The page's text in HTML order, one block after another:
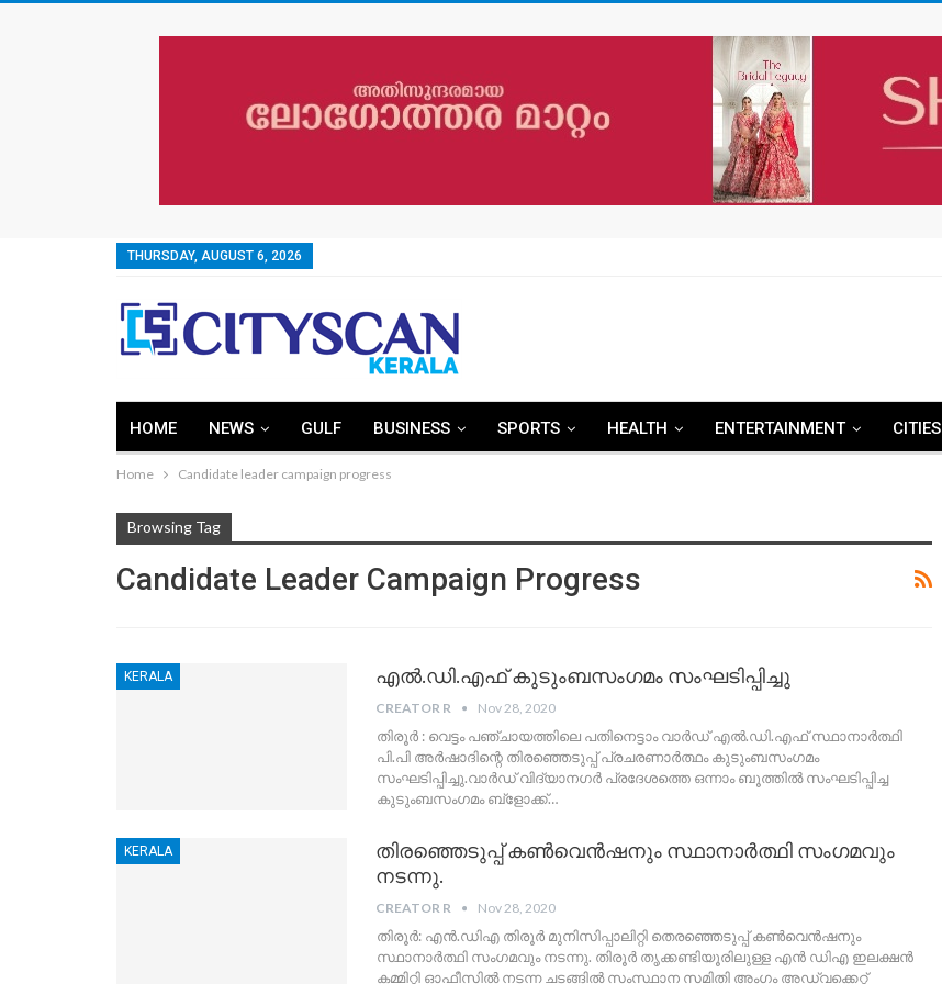
THURSDAY, AUGUST 6, 2026
HOME NEWS GULF BUSINESS SPORTS HEALTH ENTERTAINMENT CITIES
Home Candidate leader campaign progress
Browsing Tag
Candidate Leader Campaign Progress
KERALA എല്‍.ഡി.എഫ് കുടുംബസംഗമം സംഘടിപ്പിച്ചു
CREATOR R Nov 28, 2020
തിരൂര്‍ : വെട്ടം പഞ്ചായത്തിലെ പതിനെട്ടാം വാര്‍ഡ് എല്‍.ഡി.എഫ് സ്ഥാനാര്‍ത്ഥി
പി.പി അര്‍ഷാദിന്റെ തിരഞ്ഞെടുപ്പ് പ്രചരണാര്‍ത്ഥം കുടുംബസംഗമം
സംഘടിപ്പിച്ചു.വാര്‍ഡ് വിദ്യാനഗര്‍ പ്രദേശത്തെ ഒന്നാം ബൂത്തില്‍ സംഘടിപ്പിച്ച
കുടുംബസംഗമം ബ്ളോക്ക്…
KERALA
തിരഞ്ഞെടുപ്പ് കൺവെൻഷനും സ്ഥാനാർത്ഥി സംഗമവും
നടന്നു.
CREATOR R Nov 28, 2020
തിരൂർ: എൻ.ഡിഎ തിരൂർ മുനിസിപ്പാലിറ്റി തെരഞ്ഞെടുപ്പ് കൺവെൻഷനും
സ്ഥാനാർത്ഥി സംഗമവും നടന്നു. തിരൂർ തൃക്കണ്ടിയൂരിലുള്ള എൻ ഡിഎ ഇലക്ഷൻ
കമ്മിറ്റി ഓഫീസിൽ നടന്ന ചടങ്ങിൽ സംസ്ഥാന സമിതി അംഗം അഡ്വക്കെറ്റ്